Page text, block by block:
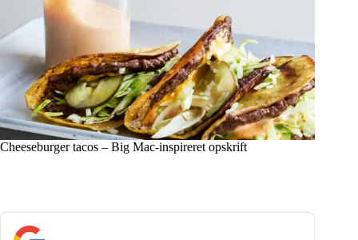
Cheeseburger tacos – Big Mac-inspireret opskrift